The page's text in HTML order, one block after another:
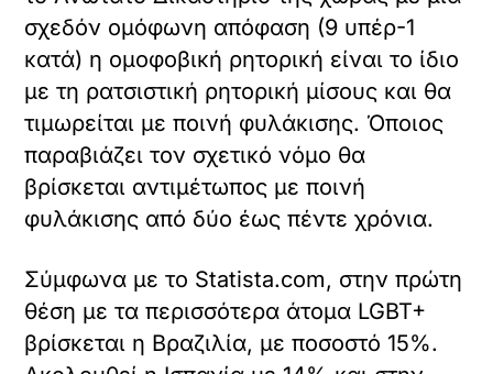
σχεδόν ομόφωνη απόφαση (9 υπέρ-1
κατά) η ομοφοβική ρητορική είναι το ίδιο
με τη ρατσιστική ρητορική μίσους και θα
τιμωρείται με ποινή φυλάκισης. Όποιος
παραβιάζει τον σχετικό νόμο θα
βρίσκεται αντιμέτωπος με ποινή
φυλάκισης από δύο έως πέντε χρόνια.
Σύμφωνα με το Statista.com, στην πρώτη
θέση με τα περισσότερα άτομα LGBT+
βρίσκεται η Βραζιλία, με ποσοστό 15%.